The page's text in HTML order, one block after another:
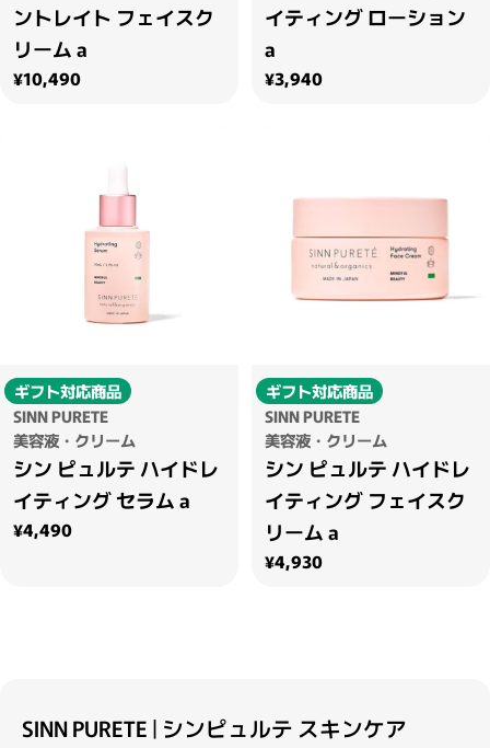
ントレイト フェイスク
リーム a
通常価格
¥10,490
イティング ローション
a
通常価格
¥3,940
ギフト対応商品
SINN PURETE
美容液・クリーム
シン ピュルテ ハイドレ
イティング セラム a
通常価格
¥4,490
ギフト対応商品
SINN PURETE
美容液・クリーム
シン ピュルテ ハイドレ
イティング フェイスク
リーム a
通常価格
¥4,930
SINN PURETE | シンピュルテ スキンケア